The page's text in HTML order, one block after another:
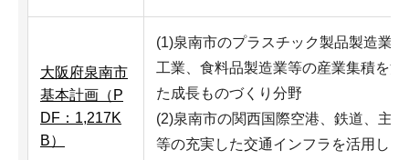
大阪府泉南市
基本計画（P
DF：1,217K
B）
(1)泉南市のプラスチック製品製造業
工業、食料品製造業等の産業集積を活
た成長ものづくり分野
(2)泉南市の関西国際空港、鉄道、主
等の充実した交通インフラを活用した